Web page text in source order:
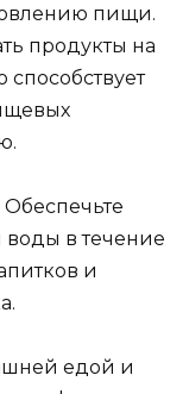
пищи.
продукты на
способствует
воды в течение
и
едой и